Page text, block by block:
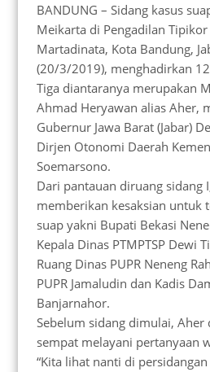
BANDUNG – Sidang kasus
Meikarta di Pengadilan Tipikor
Martadinata, Kota Bandung,
(20/3/2019), menghadirkan
Tiga diantaranya merupakan
Ahmad Heryawan alias Aher,
Gubernur Jawa Barat (Jabar)
Dirjen Otonomi Daerah
Soemarsono.
Dari pantauan diruang sidang
memberikan kesaksian untuk
suap yakni Bupati Bekasi
Kepala Dinas PTMPTSP Dewi
Ruang Dinas PUPR Neneng
PUPR Jamaludin dan Kadis
Banjarnahor.
Sebelum sidang dimulai, Aher
sempat melayani pertanyaan
“Kita lihat nanti di